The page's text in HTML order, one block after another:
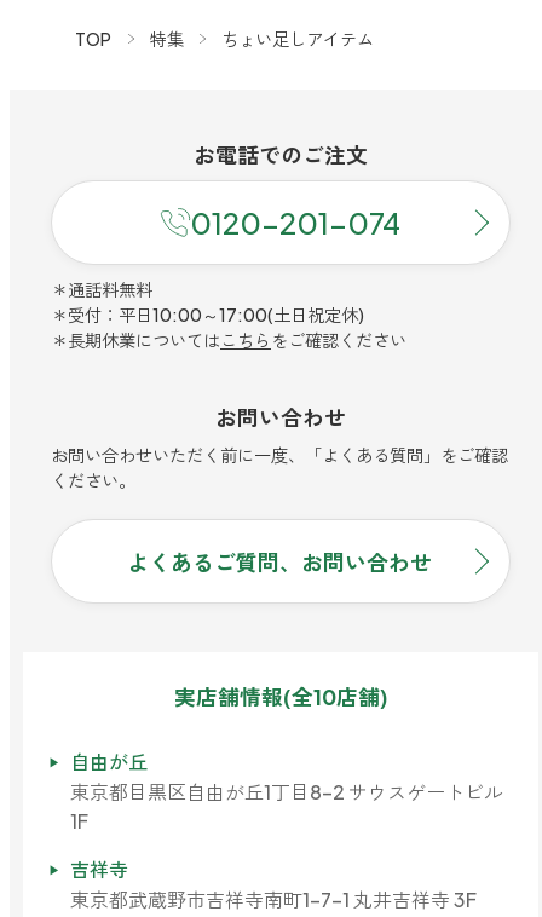
TOP 特集 ちょい足しアイテム
お電話でのご注文
0120-201-074
＊通話料無料
＊受付：平日10:00～17:00(土日祝定休)
＊長期休業については こちら をご確認ください
お問い合わせ
お問い合わせいただく前に一度、「よくある質問」をご確認
ください。
よくあるご質問、お問い合わせ
実店舗情報(全10店舗)
自由が丘
東京都目黒区自由が丘1丁目8-2 サウスゲートビル
1F
吉祥寺
東京都武蔵野市吉祥寺南町1-7-1 丸井吉祥寺 3F